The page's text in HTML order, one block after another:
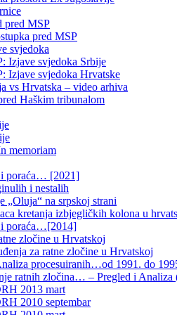
pred MSP
pred MSP
svjedoka
Izjave svjedoka Srbije
Izjave svjedoka Hrvatske
vs Hrvatska – video arhiva
Haškim tribunalom
memoriam
i poraća… [2021]
i nestalih
„Oluja“ na srpskoj strani
kretanja izbjegličkih kolona u
i poraća…[2014]
zločine u Hrvatskoj
za ratne zločine u Hrvatskoj
procesuiranih…od 1991. do
ratnih zločina… – Pregled i Analiza
2013 mart
2010 septembar